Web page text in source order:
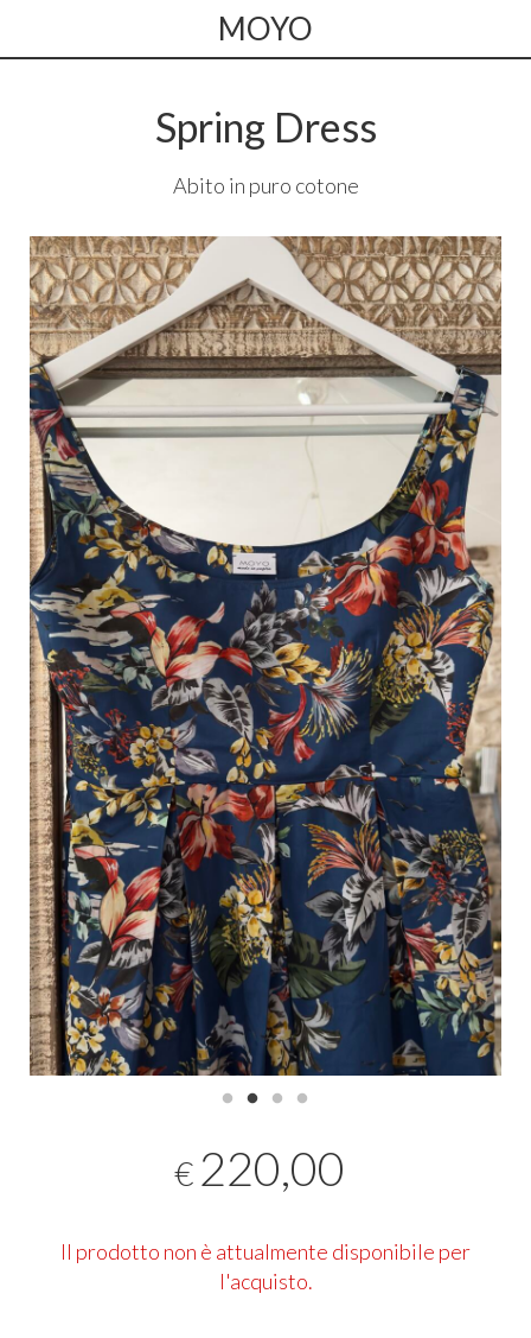
MOYO
Spring Dress
Abito in puro cotone
€ 220,00
Il prodotto non è attualmente disponibile per
l'acquisto.